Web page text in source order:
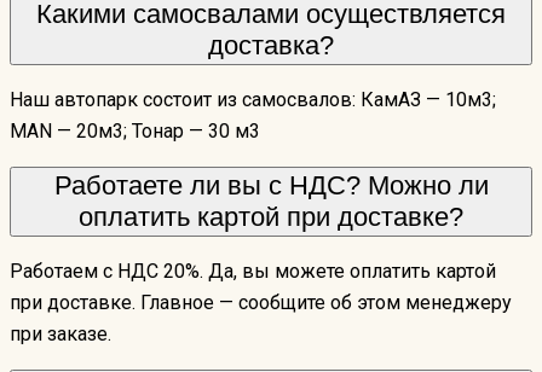
Какими самосвалами осуществляется
доставка?
Наш автопарк состоит из самосвалов: КамАЗ — 10м3;
MAN — 20м3; Тонар — 30 м3
Работаете ли вы с НДС? Можно ли
оплатить картой при доставке?
Работаем с НДС 20%. Да, вы можете оплатить картой
при доставке. Главное — сообщите об этом менеджеру
при заказе.